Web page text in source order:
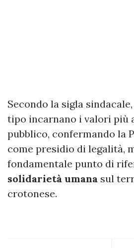
Secondo la sigla
tipo incarnano i valori più
pubblico, confermando la
come presidio di legalità,
fondamentale punto di
solidarietà umana sul
crotonese.